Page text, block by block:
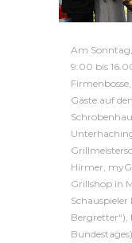
Am
9.00 bis
Gäste auf
Hirmer,
Grillshop in
Bergretter“),